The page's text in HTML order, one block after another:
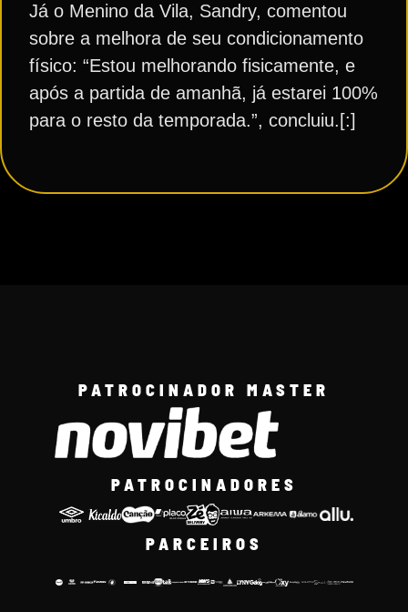
Já o Menino da Vila, Sandry, comentou
sobre a melhora de seu condicionamento
físico: “Estou melhorando fisicamente, e
após a partida de amanhã, já estarei 100%
para o resto da temporada.”, concluiu.[:]
PATROCINADOR MASTER
PATROCINADORES
PARCEIROS